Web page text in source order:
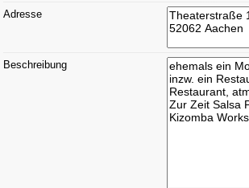
Adresse
Beschreibung